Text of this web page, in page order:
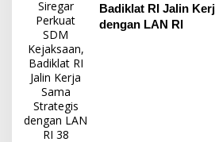
Badiklat RI Jalin
dengan LAN RI